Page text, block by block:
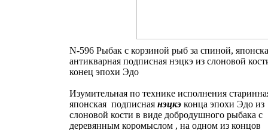
N-596 Рыбак с корзиной рыб за спиной,
антикварная подписная нэцкэ из слоновой
конец эпохи Эдо
Изумительная по технике исполнения
японская подписная нэцкэконца эпохи Эдо из
слоновой кости в виде добродушного рыбака с
деревянным коромыслом , на одном из концов